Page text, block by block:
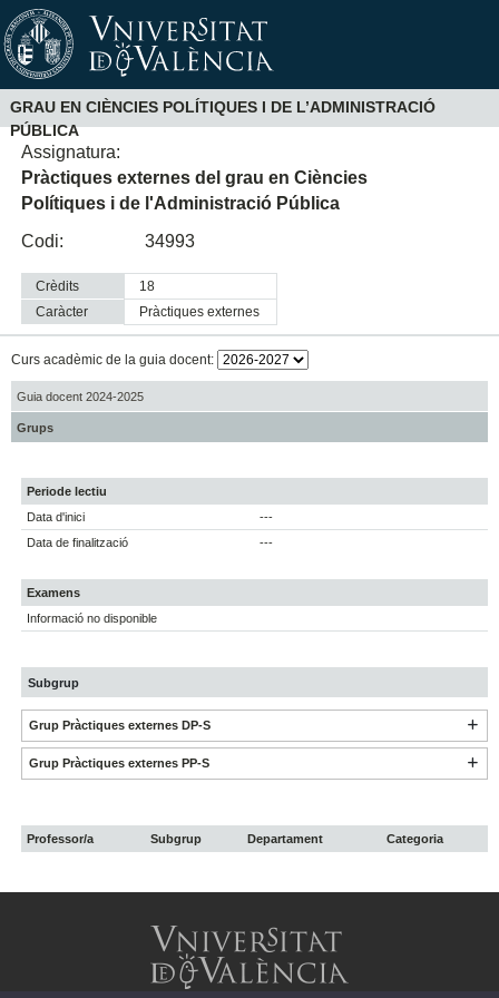
GRAU EN CIÈNCIES POLÍTIQUES I DE L’ADMINISTRACIÓ
PÚBLICA
Assignatura:
Pràctiques externes del grau en Ciències
Polítiques i de l'Administració Pública
Codi:
34993
Crèdits
18
Caràcter
pràctiques externes
Curs acadèmic de la guia docent:
Guia docent 2024-2025
Grups
Periode lectiu
Data d'inici
---
Data de finalització
---
Examens
Informació no disponible
Subgrup
Grup Pràctiques externes DP-S
Grup Pràctiques externes PP-S
Professor/a Subgrup Departament Categoria